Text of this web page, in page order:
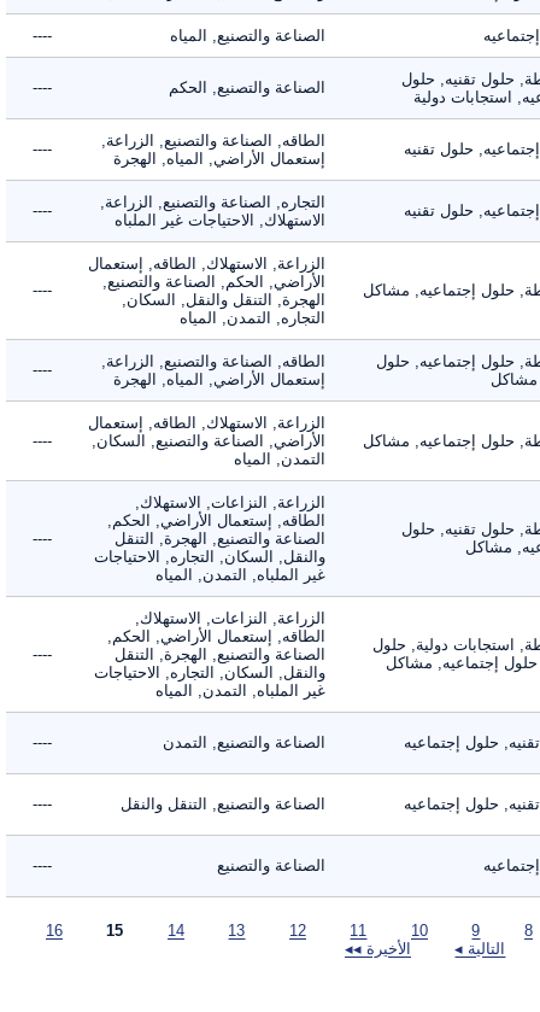
الصناعة والتصنيع, المياه ----
حلول تقنيه, حلول
استجابات دولية
الصناعة والتصنيع, الحكم ----
حلول تقنيه
الطاقه, الصناعة والتصنيع, الزراعة,
إستعمال الأراضي, المياه, الهجرة
----
حلول تقنيه
التجاره, الصناعة والتصنيع, الزراعة,
الاستهلاك, الاحتياجات غير الملباه
----
حلول إجتماعيه, مشاكل
الزراعة, الاستهلاك, الطاقه, إستعمال
الأراضي, الحكم, الصناعة والتصنيع,
الهجرة, التنقل والنقل, السكان,
التجاره, التمدن, المياه
----
حلول إجتماعيه, حلول
الطاقه, الصناعة والتصنيع, الزراعة,
إستعمال الأراضي, المياه, الهجرة
----
حلول إجتماعيه, مشاكل
الزراعة, الاستهلاك, الطاقه, إستعمال
الأراضي, الصناعة والتصنيع, السكان,
التمدن, المياه
----
حلول تقنيه, حلول
مشاكل
الزراعة, النزاعات, الاستهلاك,
الطاقه, إستعمال الأراضي, الحكم,
الصناعة والتصنيع, الهجرة, التنقل
والنقل, السكان, التجاره, الاحتياجات
غير الملباه, التمدن, المياه
----
استجابات دولية, حلول
إجتماعيه, مشاكل
الزراعة, النزاعات, الاستهلاك,
الطاقه, إستعمال الأراضي, الحكم,
الصناعة والتصنيع, الهجرة, التنقل
والنقل, السكان, التجاره, الاحتياجات
غير الملباه, التمدن, المياه
----
حلول إجتماعيه الصناعة والتصنيع, التمدن ----
حلول إجتماعيه الصناعة والتصنيع, التنقل والنقل ----
الصناعة والتصنيع ----
التالية ◂
الأخيرة ◂◂